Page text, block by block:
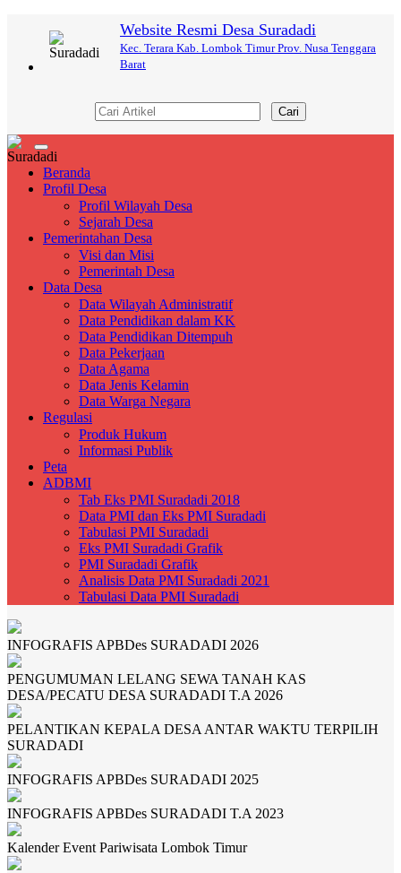
Website Resmi Desa Suradadi
Kec. Terara Kab. Lombok Timur Prov. Nusa Tenggara
Barat
Cari
Toggle
navigation
Beranda
Profil Desa
Profil Wilayah Desa
Sejarah Desa
Pemerintahan Desa
Visi dan Misi
Pemerintah Desa
Data Desa
Data Wilayah Administratif
Data Pendidikan dalam KK
Data Pendidikan Ditempuh
Data Pekerjaan
Data Agama
Data Jenis Kelamin
Data Warga Negara
Regulasi
Produk Hukum
Informasi Publik
Peta
ADBMI
Tab Eks PMI Suradadi 2018
Data PMI dan Eks PMI Suradadi
Tabulasi PMI Suradadi
Eks PMI Suradadi Grafik
PMI Suradadi Grafik
Analisis Data PMI Suradadi 2021
Tabulasi Data PMI Suradadi
INFOGRAFIS APBDes SURADADI 2026
PENGUMUMAN LELANG SEWA TANAH KAS
DESA/PECATU DESA SURADADI T.A 2026
PELANTIKAN KEPALA DESA ANTAR WAKTU TERPILIH
SURADADI
INFOGRAFIS APBDes SURADADI 2025
INFOGRAFIS APBDes SURADADI T.A 2023
Kalender Event Pariwisata Lombok Timur